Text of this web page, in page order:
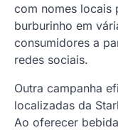
com nomes locais
burburinho em
consumidores a
redes sociais.
Outra campanha
localizadas da
Ao oferecer